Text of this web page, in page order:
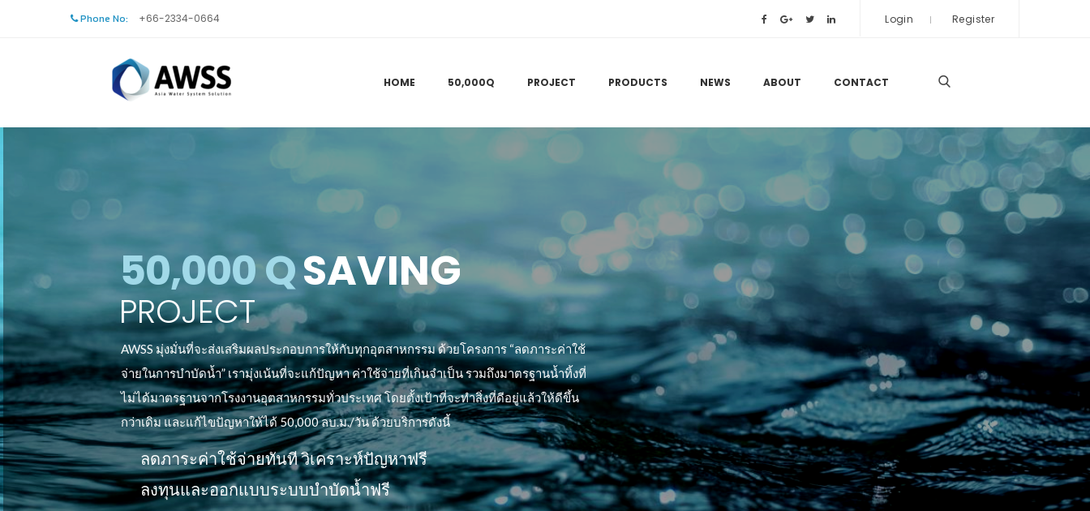
Phone No: +66-2334-0664 Login Register
HOME 50,000Q PROJECT PRODUCTS NEWS ABOUT CONTACT
50,000 QSAVING
PROJECT
AWSS มุ่งมั่นที่จะส่งเสริมผลประกอบการให้กับทุกอุตสาหกรรม ด้วยโครงการ “ลดภาระค่าใช้
จ่ายในการบำบัดน้ำ” เรามุ่งเน้นที่จะแก้ปัญหา ค่าใช้จ่ายที่เกินจำเป็น รวมถึงมาตรฐานน้ำทิ้งที่
ไม่ได้มาตรฐานจากโรงงานอุตสาหกรรมทั่วประเทศ โดยตั้งเป้าที่จะทำสิ่งที่ดีอยู่แล้วให้ดีขึ้น
กว่าเดิม และแก้ไขปัญหาให้ได้ 50,000 ลบ.ม./วัน ด้วยบริการดังนี้
ลดภาระค่าใช้จ่ายทันที วิเคราะห์ปัญหาฟรี
ลงทุนและออกแบบระบบบำบัดน้ำฟรี